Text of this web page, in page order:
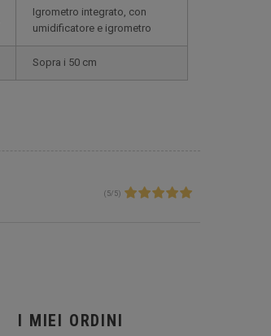
igrometro integrato, con
umidificatore e igrometro
sopra i 50 cm
( 5/ 5)
I MIEI ORDINI